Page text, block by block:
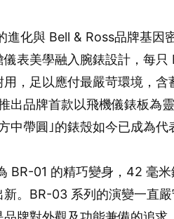
進化與 Bell & Ross品牌基因
儀表美學融入腕錶設計，每
用，足以應付最嚴苛環境，
出品牌首款以飛機儀錶板為
中帶圓｣的錶殼如今已成為代
BR-01 的精巧變身，42 毫
新。BR-03 系列的演變一直